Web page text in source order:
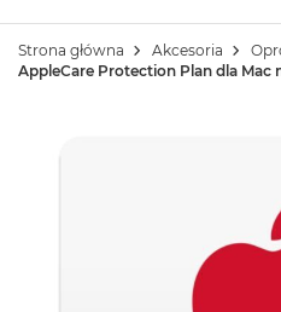
Strona główna Akcesoria
AppleCare Protection Plan dla Mac